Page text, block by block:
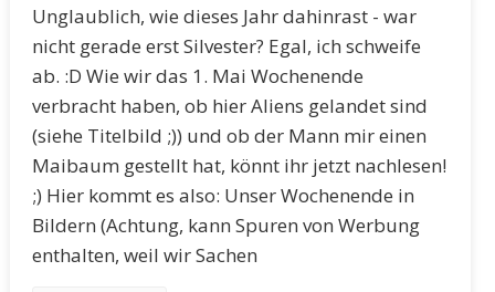
Unglaublich, wie dieses Jahr dahinrast - war
nicht gerade erst Silvester? Egal, ich schweife
ab. :D Wie wir das 1. Mai Wochenende
verbracht haben, ob hier Aliens gelandet sind
(siehe Titelbild ;)) und ob der Mann mir einen
Maibaum gestellt hat, könnt ihr jetzt nachlesen!
;) Hier kommt es also: Unser Wochenende in
Bildern (Achtung, kann Spuren von Werbung
enthalten, weil wir Sachen